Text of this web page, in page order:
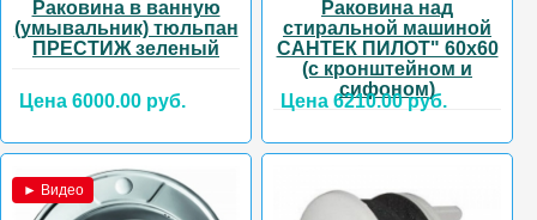
Раковина в ванную
(умывальник) тюльпан
ПРЕСТИЖ зеленый
Цена 6000.00 руб.
Раковина над
стиральной машиной
САНТЕК ПИЛОТ" 60х60
(с кронштейном и
сифоном)
Цена 6210.00 руб.
► Видео